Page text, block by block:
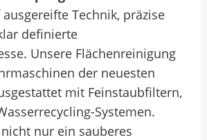
Technik, präzise
definierte
Unsere Flächenreinigung
der neuesten
mit Feinstaubfiltern,
Systemen.
nur ein sauberes